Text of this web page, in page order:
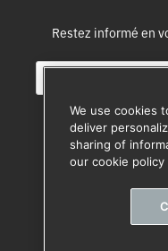
Restez informé en
EE
We use cookies
deliver
sharing of
our cookie